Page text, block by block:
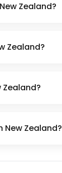
Zealand?
Zealand?
Zealand?
New Zealand?